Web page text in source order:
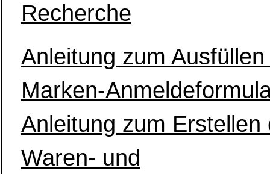
Recherche
Anleitung zum
Marken-
Anleitung zum Erstellen
Waren- und